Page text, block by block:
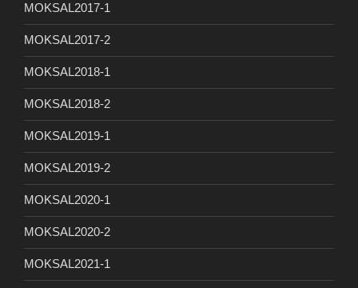
MOKSAL2017-1
MOKSAL2017-2
MOKSAL2018-1
MOKSAL2018-2
MOKSAL2019-1
MOKSAL2019-2
MOKSAL2020-1
MOKSAL2020-2
MOKSAL2021-1